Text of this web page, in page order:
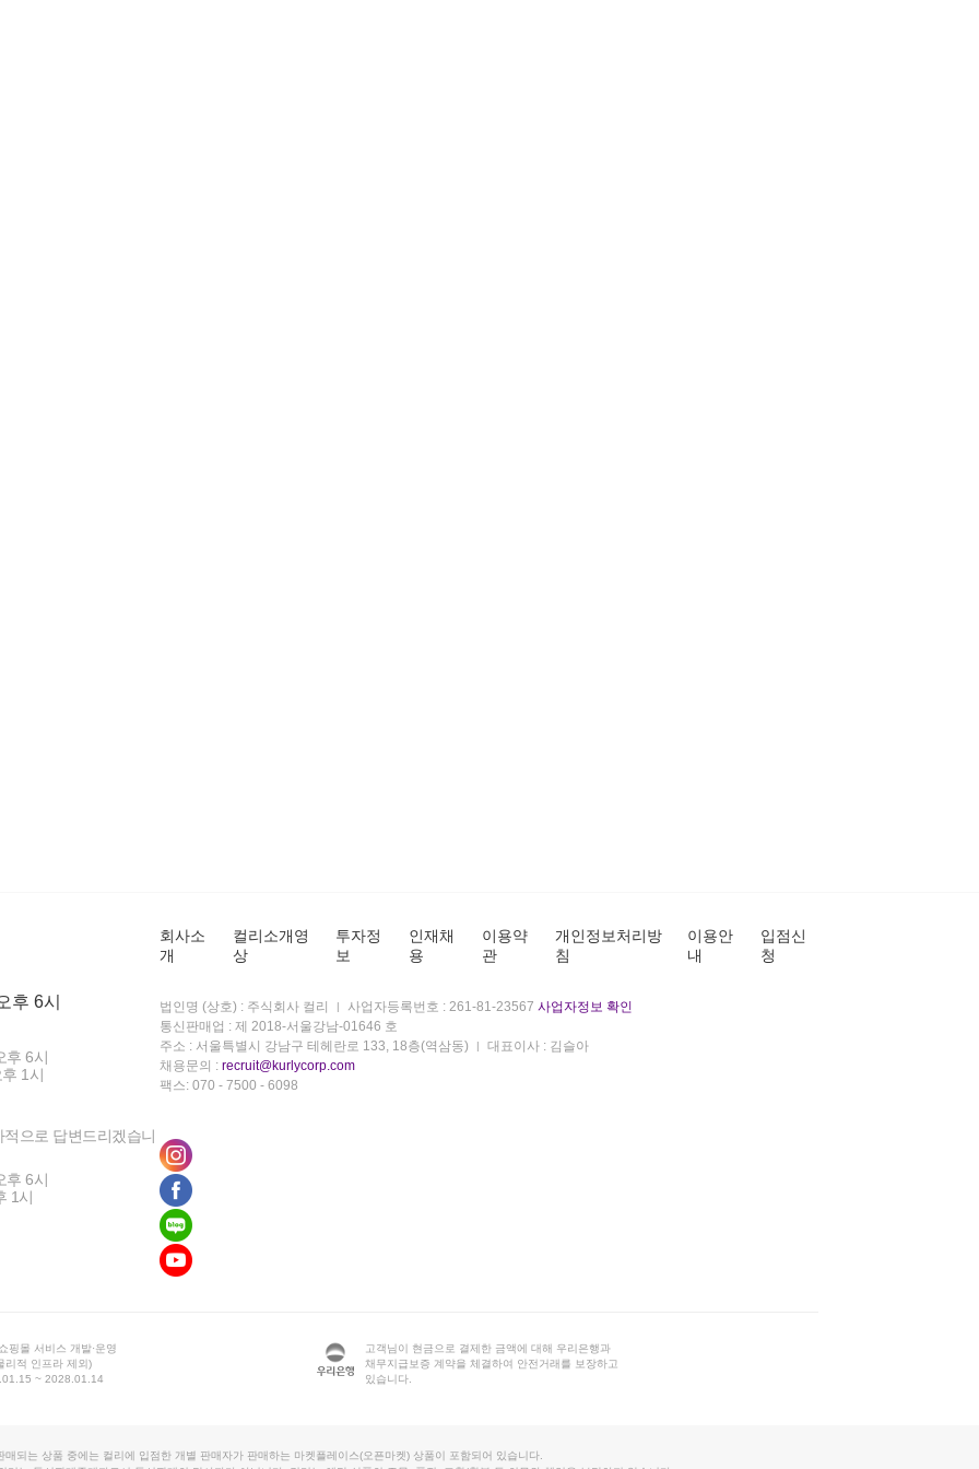
후 6시
후 6시
1시
으로 답변드리겠습니
후 6시
1시
회사소
개
컬리소개영
상
투자정
보
인재채
용
이용약
관
개인정보처리방
침
이용안
내
입점신
청
법인명 (상호) : 주식회사 컬리 사업자등록번호 : 261-81-23567 사업자정보 확인
통신판매업 : 제 2018-서울강남-01646 호
주소 : 서울특별시 강남구 테헤란로 133, 18층(역삼동)
대표이사 : 김슬아
채용문의 : recruit@kurlycorp.com
팩스: 070 - 7500 - 6098
핑몰 서비스 개발·운영
리적 인프라 제외)
~ 2028.01.14
고객님이 현금으로 결제한 금액에 대해 우리은행과
채무지급보증 계약을 체결하여 안전거래를 보장하고
있습니다.
매되는 상품 중에는 컬리에 입점한 개별 판매자가 판매하는 마켓플레이스(오픈마켓) 상품이 포함되어 있습니다.